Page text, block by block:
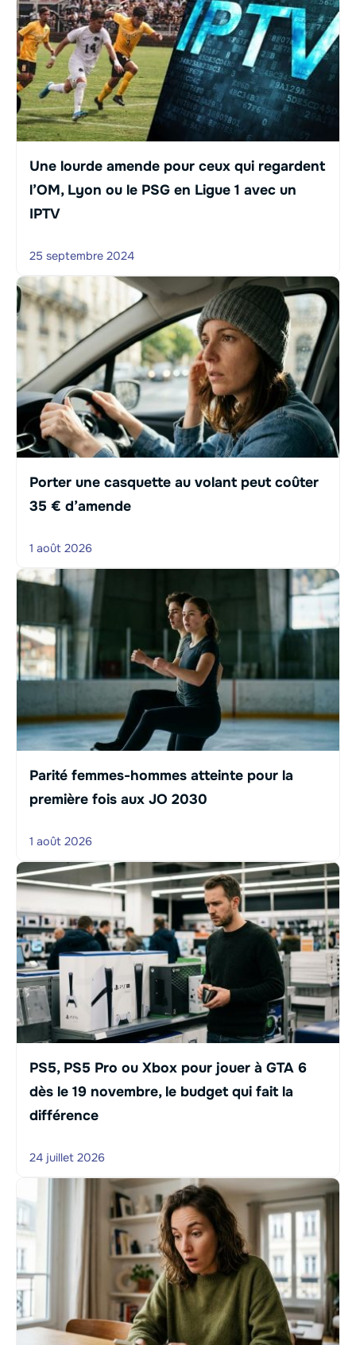
Une lourde amende pour ceux qui regardent
l’OM, Lyon ou le PSG en Ligue 1 avec un
IPTV
25 septembre 2024
Porter une casquette au volant peut coûter
35 € d’amende
1 août 2026
Parité femmes-hommes atteinte pour la
première fois aux JO 2030
1 août 2026
PS5, PS5 Pro ou Xbox pour jouer à GTA 6
dès le 19 novembre, le budget qui fait la
différence
24 juillet 2026